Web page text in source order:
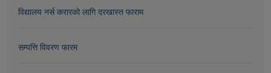
विद्यालय नर्स करारको लागि दरखास्त फाराम
सम्पत्ति विवरण फारम